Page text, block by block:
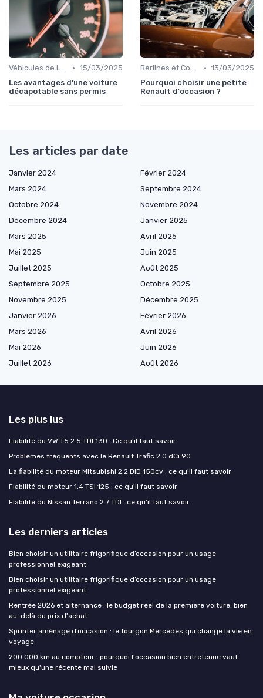
Véhicules de Luxe • 15/03/2025
Les avantages d'une voiture
décapotable sans permis
Berlines et Compactes • 13/03/2025
Pourquoi choisir une petite
Renault d'occasion ?
Les articles par date
Janvier 2024
Février 2024
Mars 2024
Septembre 2024
Octobre 2024
Novembre 2024
Décembre 2024
Janvier 2025
Mars 2025
Avril 2025
Mai 2025
Juin 2025
Juillet 2025
Août 2025
Septembre 2025
Octobre 2025
Novembre 2025
Décembre 2025
Janvier 2026
Février 2026
Mars 2026
Avril 2026
Mai 2026
Juin 2026
Juillet 2026
Août 2026
Les plus lus
Fiabilité du VW T5 2.5 TDI 130 : Ce qu'il faut savoir
Problèmes fréquents avec le Renault Trafic 2.0 dCi 90
La fiabilité du moteur Mitsubishi 2.2 DID 150cv : ce qu'il faut savoir
Fiabilité du moteur 1.4 TSI 125 : ce qu'il faut savoir
Fiabilité du Nissan Terrano 2.7 TDI : ce qu'il faut savoir
Les derniers articles
Bien choisir un utilitaire frigorifique d’occasion pour un usage
professionnel exigeant
Bien choisir un utilitaire frigorifique d’occasion pour un usage
professionnel exigeant
Rentrée 2026 et alternance : le budget réel de la première voiture, bien
au-delà du prix d'achat
Sprinter aménagé d’occasion : le fourgon Mercedes qui change la vie en
voyage
200 000 km au compteur : pourquoi l'occasion bien entretenue vaut
mieux qu'une récente mal suivie